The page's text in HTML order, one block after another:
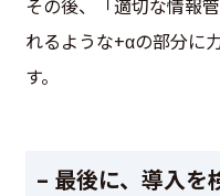
れるような+αの部分に
す。
– 最後に、導入を